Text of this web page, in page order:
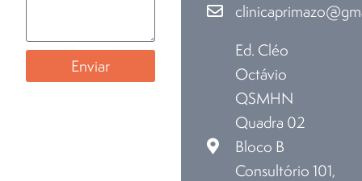
Enviar
Ed. Cléo
Octávio
QSMHN
Quadra 02
Bloco B
Consultório 101,